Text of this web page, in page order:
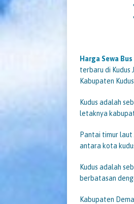
Harga Sewa
terbaru di Kudus
Kabupaten Kudus.
Kudus adalah
letaknya
Pantai timur
antara kota
Kudus adalah
berbatasan
Kabupaten